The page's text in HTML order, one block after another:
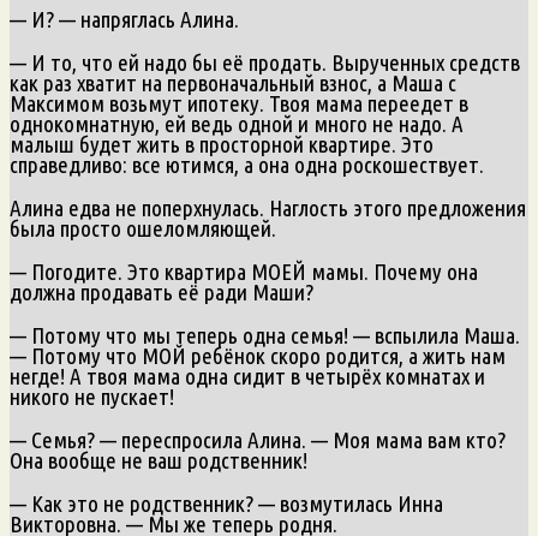
— И? — напряглась Алина.
— И то, что ей надо бы её продать. Вырученных средств
как раз хватит на первоначальный взнос, а Маша с
Максимом возьмут ипотеку. Твоя мама переедет в
однокомнатную, ей ведь одной и много не надо. А
малыш будет жить в просторной квартире. Это
справедливо: все ютимся, а она одна роскошествует.
Алина едва не поперхнулась. Наглость этого предложения
была просто ошеломляющей.
— Погодите. Это квартира МОЕЙ мамы. Почему она
должна продавать её ради Маши?
— Потому что мы теперь одна семья! — вспылила Маша.
— Потому что МОЙ ребёнок скоро родится, а жить нам
негде! А твоя мама одна сидит в четырёх комнатах и
никого не пускает!
— Семья? — переспросила Алина. — Моя мама вам кто?
Она вообще не ваш родственник!
— Как это не родственник? — возмутилась Инна
Викторовна. — Мы же теперь родня.